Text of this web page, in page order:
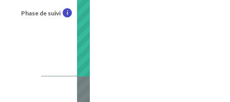
Phase de suivi i